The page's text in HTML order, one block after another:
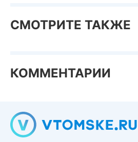
СМОТРИТЕ ТАКЖЕ
КОММЕНТАРИИ